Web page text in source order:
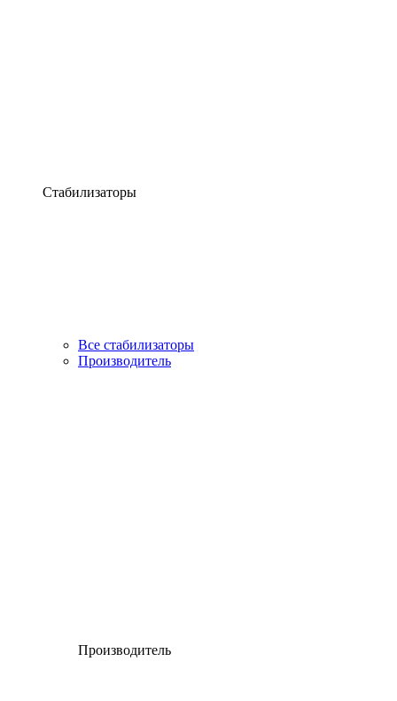
Стабилизаторы
Все стабилизаторы
Производитель
Производитель